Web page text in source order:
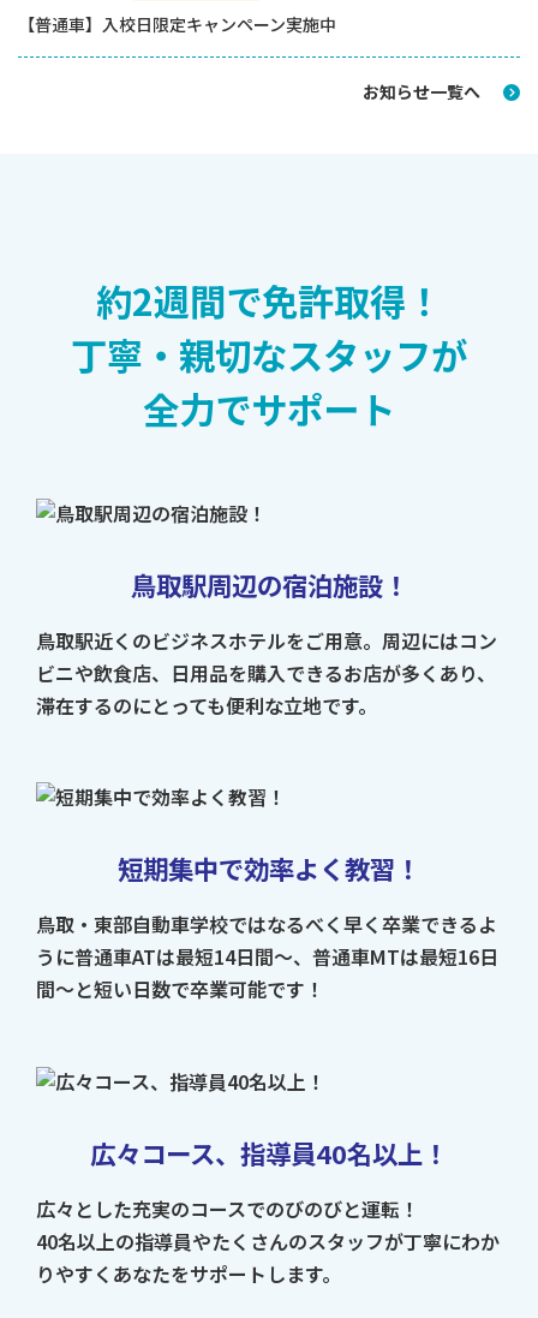
【普通車】入校日限定キャンペーン実施中
お知らせ一覧へ
約2週間で免許取得！
丁寧・親切なスタッフが
全力でサポート
鳥取駅周辺の宿泊施設！
鳥取駅近くのビジネスホテルをご用意。周辺にはコン
ビニや飲食店、日用品を購入できるお店が多くあり、
滞在するのにとっても便利な立地です。
短期集中で効率よく教習！
鳥取・東部自動車学校ではなるべく早く卒業できるよ
うに普通車ATは最短14日間～、普通車MTは最短16日
間～と短い日数で卒業可能です！
広々コース、指導員40名以上！
広々とした充実のコースでのびのびと運転！
40名以上の指導員やたくさんのスタッフが丁寧にわか
りやすくあなたをサポートします。